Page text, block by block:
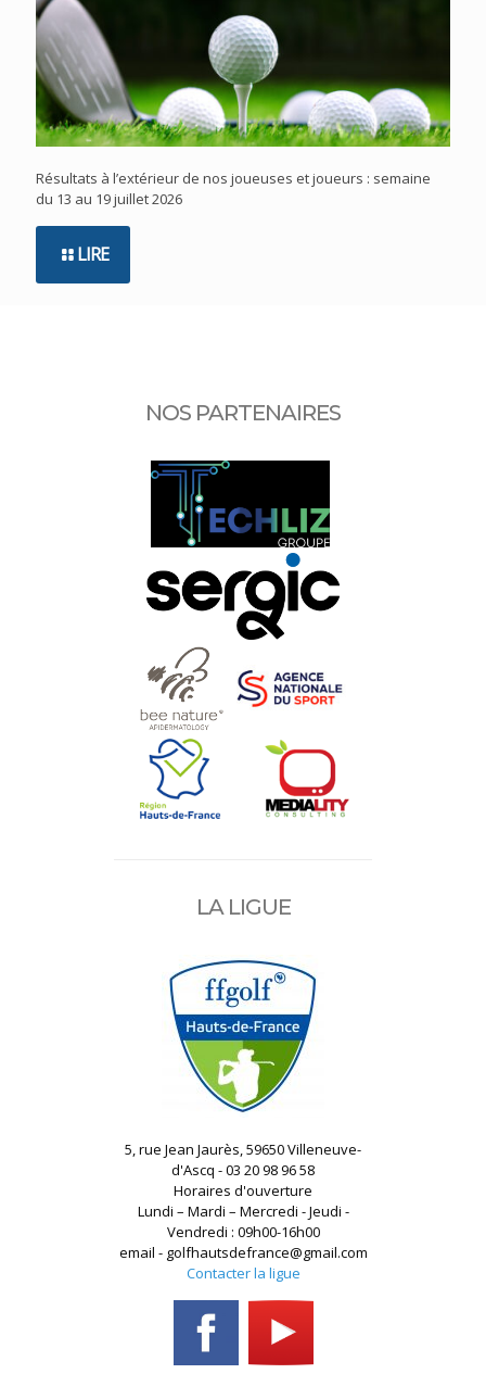
Résultats à l’extérieur de nos joueuses et joueurs : semaine
du 13 au 19 juillet 2026
LIRE
NOS PARTENAIRES
LA LIGUE
5, rue Jean Jaurès, 59650 Villeneuve-
d'Ascq - 03 20 98 96 58
Horaires d'ouverture
Lundi – Mardi – Mercredi - Jeudi -
Vendredi : 09h00-16h00
email - golfhautsdefrance@gmail.com
Contacter la ligue